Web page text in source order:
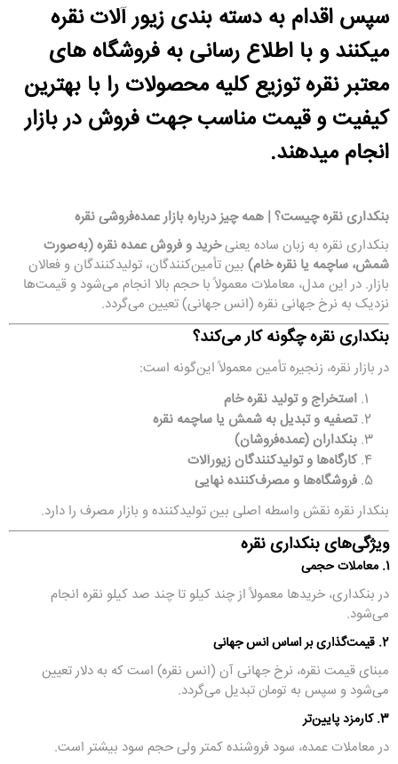
سپس اقدام به دسته بندی زیور آلات نقره
میکنند و با اطلاع رسانی به فروشگاه های
معتبر نقره توزیع کلیه محصولات را با بهترین
کیفیت و قیمت مناسب جهت فروش در بازار
انجام میدهند.
بنکداری نقره چیست؟ | همه چیز درباره بازار عمده‌فروشی نقره
بنکداری نقره به زبان ساده یعنیخرید و فروش عمده نقره (به‌صورت
شمش، ساچمه یا نقره خام) بین تأمین‌کنندگان، تولیدکنندگان و فعالان
بازار. در این مدل، معاملات معمولاً با حجم بالا انجام می‌شود و قیمت‌ها
نزدیک به نرخ جهانی نقره (انس جهانی) تعیین می‌گردد.
بنکداری نقره چگونه کار می‌کند؟
در بازار نقره، زنجیره تأمین معمولاً این‌گونه است:
استخراج و تولید نقره خام
تصفیه و تبدیل به شمش یا ساچمه نقره
بنکداران (عمده‌فروشان)
کارگاه‌ها و تولیدکنندگان زیورآلات
فروشگاه‌ها و مصرف‌کننده نهایی
بنکدار نقره نقش واسطه اصلی بین تولیدکننده و بازار مصرف را دارد.
ویژگی‌های بنکداری نقره
1. معاملات حجمی
در بنکداری، خریدها معمولاً از چند کیلو تا چند صد کیلو نقره انجام
می‌شود.
2. قیمت‌گذاری بر اساس انس جهانی
مبنای قیمت نقره، نرخ جهانی آن (انس نقره) است که به دلار تعیین
می‌شود و سپس به تومان تبدیل می‌گردد.
3. کارمزد پایین‌تر
در معاملات عمده، سود فروشنده کمتر ولی حجم سود بیشتر است.